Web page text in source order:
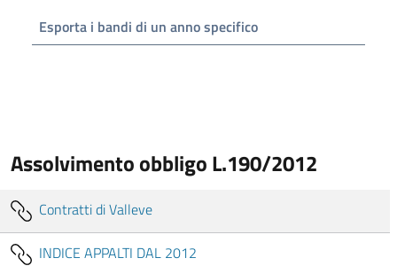
Esporta i bandi di un anno specifico
Assolvimento obbligo L.190/2012
Contratti di Valleve
INDICE APPALTI DAL 2012